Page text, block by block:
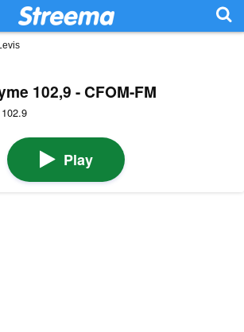
102,9 - CFOM-FM
Play